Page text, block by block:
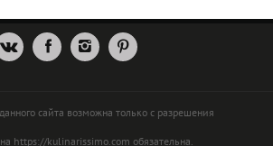
сайта возможна только с разрешения
https://kulinarissimo.com обязательна.